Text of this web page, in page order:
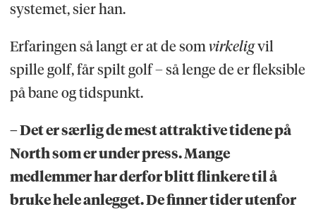
systemet, sier han.
Erfaringen så langt er at de somvirkeligvil
spille golf, får spilt golf – så lenge de er fleksible
på bane og tidspunkt.
– Det er særlig de mest attraktive tidene på
North som er under press. Mange
medlemmer har derfor blitt flinkere til å
bruke hele anlegget. De finner tider utenfor